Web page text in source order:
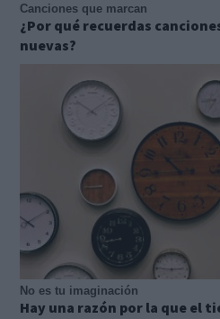
Canciones que marcan
¿Por qué recuerdas
nuevas?
No es tu imaginación
Hay una razón por la que el